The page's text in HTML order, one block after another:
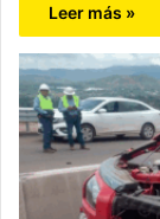
Leer más »